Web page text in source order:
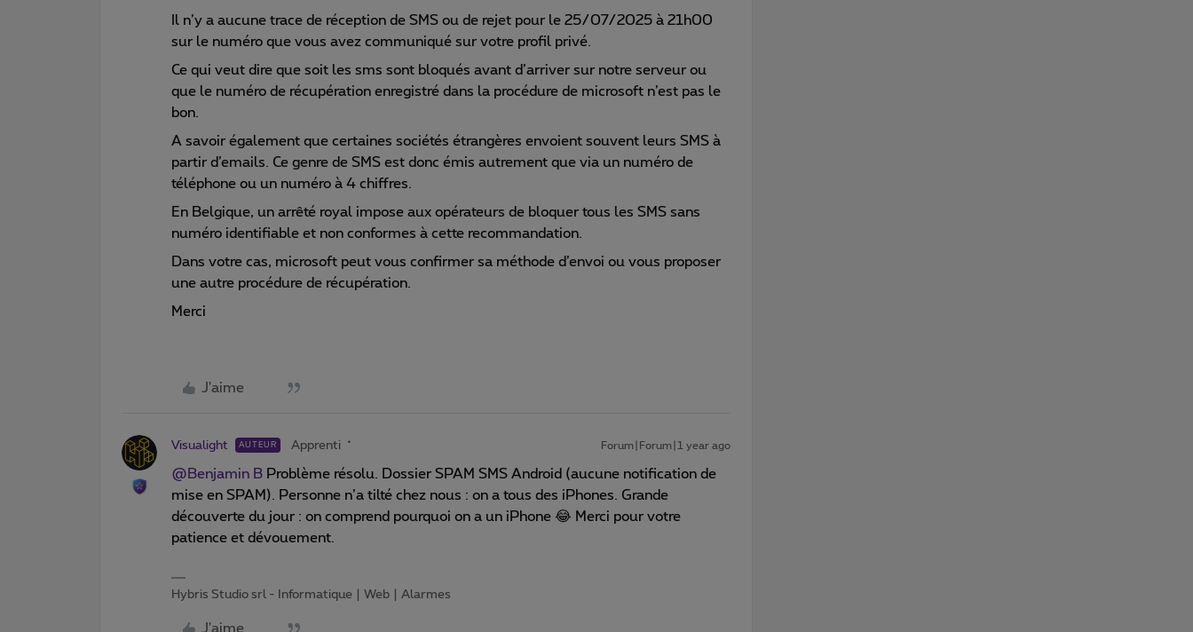
Il n’y a aucune trace de réception de SMS ou de rejet pour le 25/07/2025 à 21h00
sur le numéro que vous avez communiqué sur votre profil privé.
Ce qui veut dire que soit les sms sont bloqués avant d’arriver sur notre serveur ou
que le numéro de récupération enregistré dans la procédure de microsoft n’est pas le
bon.
A savoir également que certaines sociétés étrangères envoient souvent leurs SMS à
partir d’emails. Ce genre de SMS est donc émis autrement que via un numéro de
téléphone ou un numéro à 4 chiffres.
En Belgique, un arrêté royal impose aux opérateurs de bloquer tous les SMS sans
numéro identifiable et non conformes à cette recommandation.
Dans votre cas, microsoft peut vous confirmer sa méthode d’envoi ou vous proposer
une autre procédure de récupération.
Merci
J'aime
Visualight AUTEUR Apprenti Forum|Forum|1 year ago
@Benjamin B Problème résolu. Dossier SPAM SMS Android (aucune notification de
mise en SPAM). Personne n’a tilté chez nous : on a tous des iPhones. Grande
découverte du jour : on comprend pourquoi on a un iPhone 😂 Merci pour votre
patience et dévouement.
Hybris Studio srl - Informatique | Web | Alarmes
J'aime